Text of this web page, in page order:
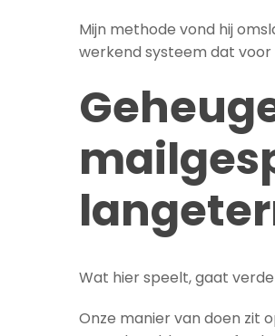
Mijn methode vond hij
werkend systeem dat
Wat hier speelt, gaat
Onze manier van doen zit